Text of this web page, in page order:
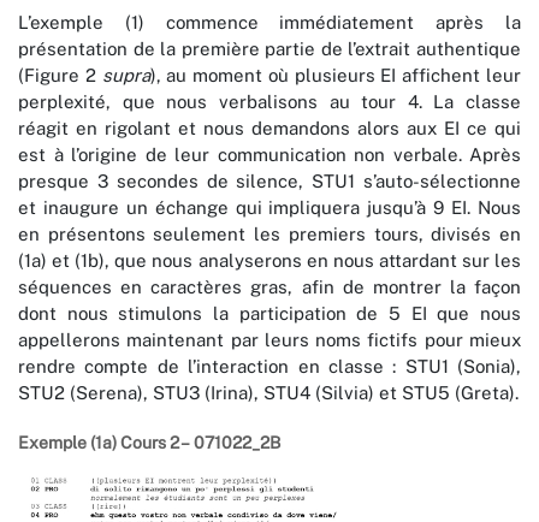
L’exemple (1) commence immédiatement après la
présentation de la première partie de l’extrait authentique
(Figure 2 supra), au moment où plusieurs EI affichent leur
perplexité, que nous verbalisons au tour 4. La classe
réagit en rigolant et nous demandons alors aux EI ce qui
est à l’origine de leur communication non verbale. Après
presque 3 secondes de silence, STU1 s’auto-sélectionne
et inaugure un échange qui impliquera jusqu’à 9 EI. Nous
en présentons seulement les premiers tours, divisés en
(1a) et (1b), que nous analyserons en nous attardant sur les
séquences en caractères gras, afin de montrer la façon
dont nous stimulons la participation de 5 EI que nous
appellerons maintenant par leurs noms fictifs pour mieux
rendre compte de l’interaction en classe : STU1 (Sonia),
STU2 (Serena), STU3 (Irina), STU4 (Silvia) et STU5 (Greta).
Exemple (1a) Cours 2 – 071022_2B